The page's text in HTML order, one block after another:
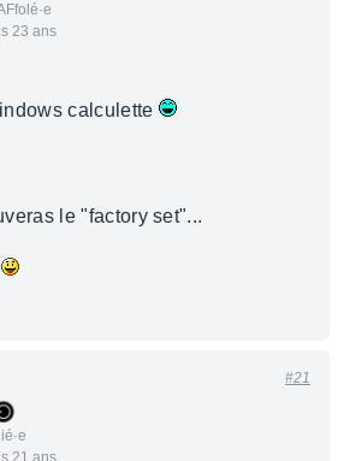
23 ans
calculette
le "factory set"...
21 ans
#21